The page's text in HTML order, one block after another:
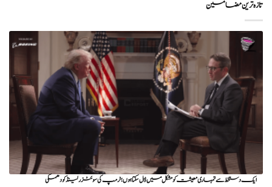
تازہ ترین مضامین
ایک دستخط سے تمہاری معیشت کو مشکل میں ڈال سکتا ہوں؛ ٹرمپ کی سوئٹزرلینڈ کو دھمکی